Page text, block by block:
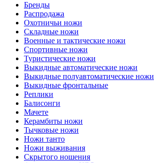
Бренды
Распродажа
Охотничьи ножи
Складные ножи
Военные и тактические ножи
Спортивные ножи
Туристические ножи
Выкидные автоматические ножи
Выкидные полуавтоматические ножи
Выкидные фронтальные
Реплики
Балисонги
Мачете
Керамбиты ножи
Тычковые ножи
Ножи танто
Ножи выживания
Скрытого ношения